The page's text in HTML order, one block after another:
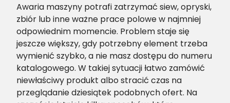
Awaria maszyny potrafi zatrzymać siew, opryski,
zbiór lub inne ważne prace polowe w najmniej
odpowiednim momencie. Problem staje się
jeszcze większy, gdy potrzebny element trzeba
wymienić szybko, a nie masz dostępu do numeru
katalogowego. W takiej sytuacji łatwo zamówić
niewłaściwy produkt albo stracić czas na
przeglądanie dziesiątek podobnych ofert. Na